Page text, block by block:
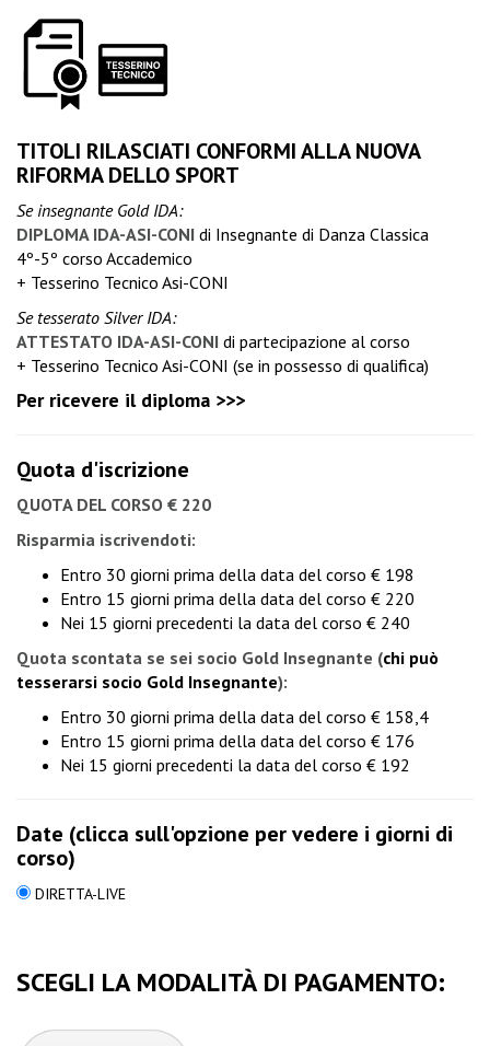
TITOLI RILASCIATI CONFORMI ALLA NUOVA
RIFORMA DELLO SPORT
Se insegnante Gold IDA:
DIPLOMA IDA-ASI-CONI di Insegnante di Danza Classica
4º-5º corso Accademico
+ Tesserino Tecnico Asi-CONI
Se tesserato Silver IDA:
ATTESTATO IDA-ASI-CONI di partecipazione al corso
+ Tesserino Tecnico Asi-CONI (se in possesso di qualifica)
Per ricevere il diploma >>>
Quota d'iscrizione
QUOTA DEL CORSO € 220
Risparmia iscrivendoti:
Entro 30 giorni prima della data del corso € 198
Entro 15 giorni prima della data del corso € 220
Nei 15 giorni precedenti la data del corso € 240
Quota scontata se sei socio Gold Insegnante (chi può
tesserarsi socio Gold Insegnante):
Entro 30 giorni prima della data del corso € 158,4
Entro 15 giorni prima della data del corso € 176
Nei 15 giorni precedenti la data del corso € 192
Date (clicca sull'opzione per vedere i giorni di
corso)
DIRETTA-LIVE
SCEGLI LA MODALITÀ DI PAGAMENTO: